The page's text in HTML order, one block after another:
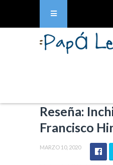
Reseña:
Francisco
MARZO 10, 2020